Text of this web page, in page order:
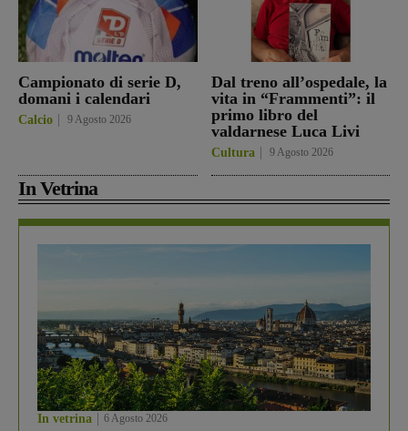
Campionato di serie D,
domani i calendari
Calcio 9 Agosto 2026
Dal treno all’ospedale, la
vita in “Frammenti”: il
primo libro del
valdarnese Luca Livi
Cultura 9 Agosto 2026
In Vetrina
In vetrina 6 Agosto 2026